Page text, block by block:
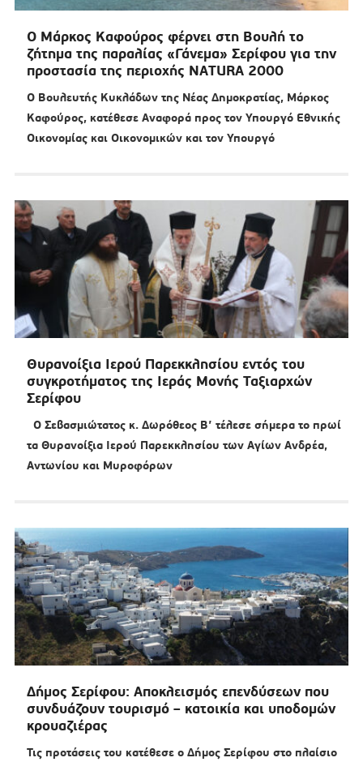
Ο Μάρκος Καφούρος φέρνει στη Βουλή το
ζήτημα της παραλίας «Γάνεμα» Σερίφου για την
προστασία της περιοχής NATURA 2000
Ο Βουλευτής Κυκλάδων της Νέας Δημοκρατίας, Μάρκος
Καφούρος, κατέθεσε Αναφορά προς τον Υπουργό Εθνικής
Οικονομίας και Οικονομικών και τον Υπουργό
Θυρανοίξια Ιερού Παρεκκλησίου εντός του
συγκροτήματος της Ιεράς Μονής Ταξιαρχών
Σερίφου
Ο Σεβασμιώτατος κ. Δωρόθεος Β’ τέλεσε σήμερα το πρωί
τα Θυρανοίξια Ιερού Παρεκκλησίου των Αγίων Ανδρέα,
Αντωνίου και Μυροφόρων
Δήμος Σερίφου: Αποκλεισμός επενδύσεων που
συνδυάζουν τουρισμό – κατοικία και υποδομών
κρουαζιέρας
Τις προτάσεις του κατέθεσε ο Δήμος Σερίφου στο πλαίσιο